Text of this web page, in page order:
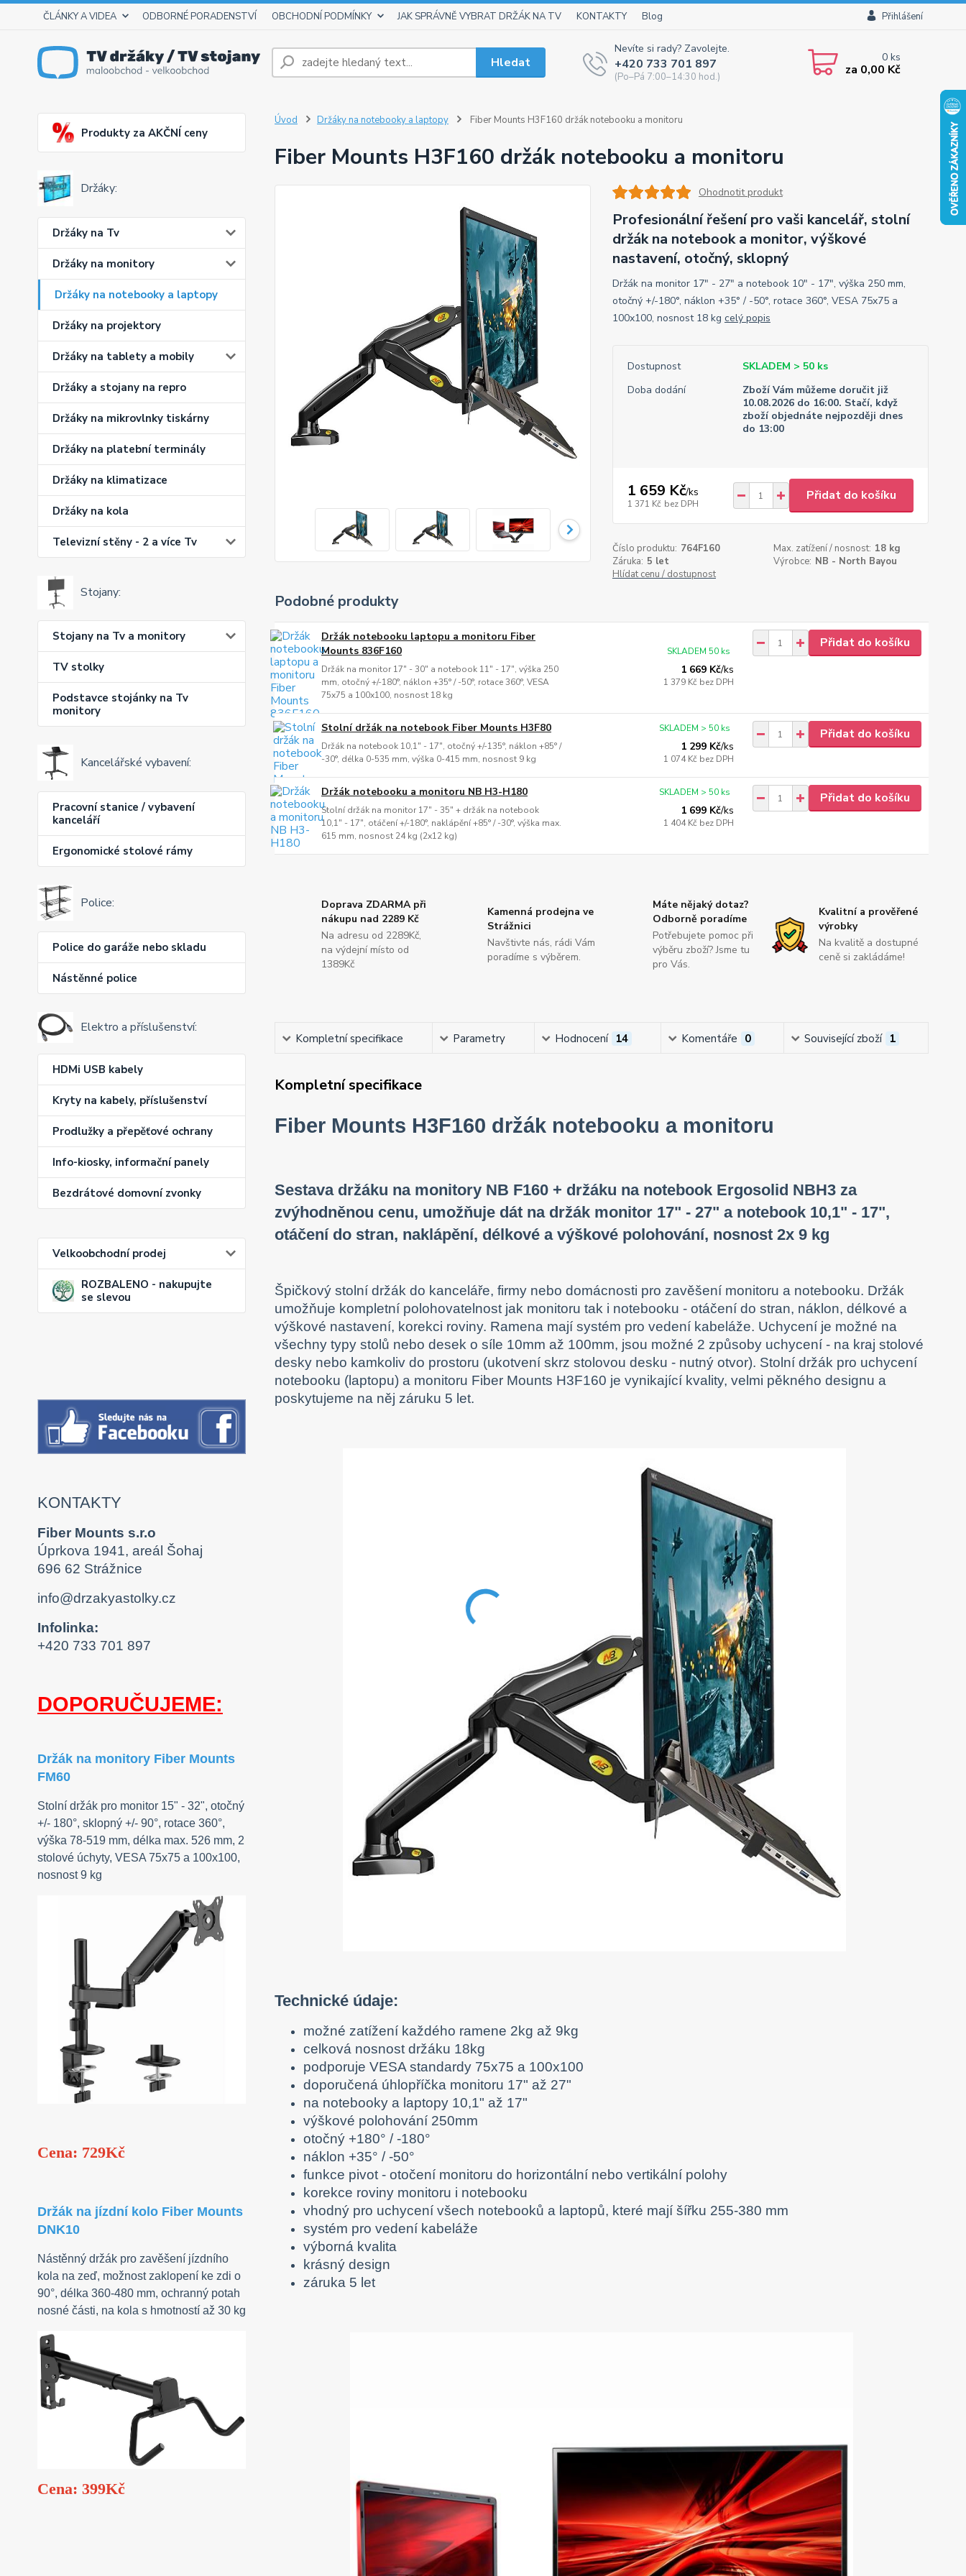
ČLÁNKY A VIDEA ODBORNÉ PORADENSTVÍ OBCHODNÍ PODMÍNKY JAK SPRÁVNĚ VYBRAT DRŽÁK NA TV KONTAKTY Blog Přihlášení
Hledat
Nevíte si rady? Zavolejte.
+420 733 701 897
(Po–Pá 7:00–14:30 hod.)
0ks
za 0,00 Kč
Produkty za AKČNÍ ceny
Držáky:
Držáky na Tv
Držáky na monitory
Držáky na notebooky a laptopy
Držáky na projektory
Držáky na tablety a mobily
Držáky a stojany na repro
Držáky na mikrovlnky tiskárny
Držáky na platební terminály
Držáky na klimatizace
Držáky na kola
Televizní stěny - 2 a více Tv
Stojany:
Stojany na Tv a monitory
TV stolky
Podstavce stojánky na Tv
monitory
Kancelářské vybavení:
Pracovní stanice / vybavení
kanceláří
Ergonomické stolové rámy
Police:
Police do garáže nebo skladu
Nástěnné police
Elektro a příslušenství:
HDMi USB kabely
Kryty na kabely, příslušenství
Prodlužky a přepěťové ochrany
Info-kiosky, informační panely
Bezdrátové domovní zvonky
Velkoobchodní prodej
ROZBALENO - nakupujte
se slevou
KONTAKTY
Fiber Mounts s.r.o
Úprkova 1941, areál Šohaj
696 62 Strážnice
info@drzakyastolky.cz
Infolinka:
+420 733 701 897
DOPORUČUJEME:
Držák na monitory Fiber Mounts
FM60
Stolní držák pro monitor 15" - 32", otočný
+/- 180°, sklopný +/- 90°, rotace 360°,
výška 78-519 mm, délka max. 526 mm, 2
stolové úchyty, VESA 75x75 a 100x100,
nosnost 9 kg
Cena: 729Kč
Držák na jízdní kolo Fiber Mounts
DNK10
Nástěnný držák pro zavěšení jízdního
kola na zeď, možnost zaklopení ke zdi o
90°, délka 360-480 mm, ochranný potah
nosné části, na kola s hmotností až 30 kg
Cena: 399Kč
Úvod Držáky na notebooky a laptopy Fiber Mounts H3F160 držák notebooku a monitoru
Fiber Mounts H3F160 držák notebooku a monitoru
Ohodnotit produkt
Profesionální řešení pro vaši kancelář, stolní
držák na notebook a monitor, výškové
nastavení, otočný, sklopný
Držák na monitor 17" - 27" a notebook 10" - 17", výška 250 mm,
otočný +/-180°, náklon +35° / -50°, rotace 360°, VESA 75x75 a
100x100, nosnost 18 kg celý popis
Dostupnost
SKLADEM > 50 ks
Doba dodání
Zboží Vám můžeme doručit již
10.08.2026 do 16:00. Stačí, když
zboží objednáte nejpozději dnes
do 13:00
1 659 Kč/ks
1 371 Kč bez DPH
Přidat do košíku
Číslo produktu: 764F160 Max. zatížení / nosnost: 18 kg
Záruka: 5 let Výrobce: NB - North Bayou
Hlídat cenu / dostupnost
Podobné produkty
Držák notebooku laptopu a monitoru Fiber
Mounts 836F160
Držák na monitor 17" - 30" a notebook 11" - 17", výška 250
mm, otočný +/-180°, náklon +35° / -50°, rotace 360°, VESA
75x75 a 100x100, nosnost 18 kg
1 669 Kč/ks
1 379 Kč bez DPH
SKLADEM 50 ks
Přidat do košíku
Stolní držák na notebook Fiber Mounts H3F80
Držák na notebook 10,1" - 17", otočný +/-135°, náklon +85° /
-30°, délka 0-535 mm, výška 0-415 mm, nosnost 9 kg
1 299 Kč/ks
1 074 Kč bez DPH
SKLADEM > 50 ks Přidat do košíku
Držák notebooku a monitoru NB H3-H180
Stolní držák na monitor 17" - 35" + držák na notebook
10,1" - 17", otáčení +/-180°, naklápění +85° / -30°, výška max.
615 mm, nosnost 24 kg (2x12 kg)
1 699 Kč/ks
1 404 Kč bez DPH
SKLADEM > 50 ks Přidat do košíku
Doprava ZDARMA při
nákupu nad 2289 Kč
Na adresu od 2289Kč,
na výdejní místo od
1389Kč
Kamenná prodejna ve
Strážnici
Navštivte nás, rádi Vám
poradíme s výběrem.
Máte nějaký dotaz?
Odborně poradíme
Potřebujete pomoc při
výběru zboží? Jsme tu
pro Vás.
Kvalitní a prověřené
výrobky
Na kvalitě a dostupné
ceně si zakládáme!
Kompletní specifikace Parametry Hodnocení 14 Komentáře 0 Související zboží 1
Kompletní specifikace
Fiber Mounts H3F160 držák notebooku a monitoru
Sestava držáku na monitory NB F160 + držáku na notebook Ergosolid NBH3 za
zvýhodněnou cenu, umožňuje dát na držák monitor 17" - 27" a notebook 10,1" - 17",
otáčení do stran, naklápění, délkové a výškové polohování, nosnost 2x 9 kg
Špičkový stolní držák do kanceláře, firmy nebo domácnosti pro zavěšení monitoru a notebooku. Držák
umožňuje kompletní polohovatelnost jak monitoru tak i notebooku - otáčení do stran, náklon, délkové a
výškové nastavení, korekci roviny. Ramena mají systém pro vedení kabeláže. Uchycení je možné na
všechny typy stolů nebo desek o síle 10mm až 100mm, jsou možné 2 způsoby uchycení - na kraj stolové
desky nebo kamkoliv do prostoru (ukotvení skrz stolovou desku - nutný otvor). Stolní držák pro uchycení
notebooku (laptopu) a monitoru Fiber Mounts H3F160 je vynikající kvality, velmi pěkného designu a
poskytujeme na něj záruku 5 let.
Technické údaje:
možné zatížení každého ramene 2kg až 9kg
celková nosnost držáku 18kg
podporuje VESA standardy 75x75 a 100x100
doporučená úhlopříčka monitoru 17" až 27"
na notebooky a laptopy 10,1" až 17"
výškové polohování 250mm
otočný +180° / -180°
náklon +35° / -50°
funkce pivot - otočení monitoru do horizontální nebo vertikální polohy
korekce roviny monitoru i notebooku
vhodný pro uchycení všech notebooků a laptopů, které mají šířku 255-380 mm
systém pro vedení kabeláže
výborná kvalita
krásný design
záruka 5 let